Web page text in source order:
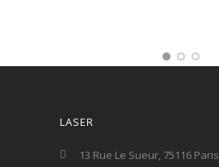
LASER
13 Rue Le Sueur, 75116 Paris